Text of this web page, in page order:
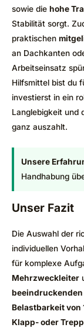
sowie die hohe
Stabilität sorgt.
praktischen
an Dachkanten
Arbeitseinsatz
Hilfsmittel bist du
investierst in ein
Langlebigkeit und
ganz auszahlt.
Unsere
Handhabung
Unser Fazit
Die Auswahl der
individuellen
für komplexe
Mehrzweckleiter
Belastbarkeit von
Klapp- oder